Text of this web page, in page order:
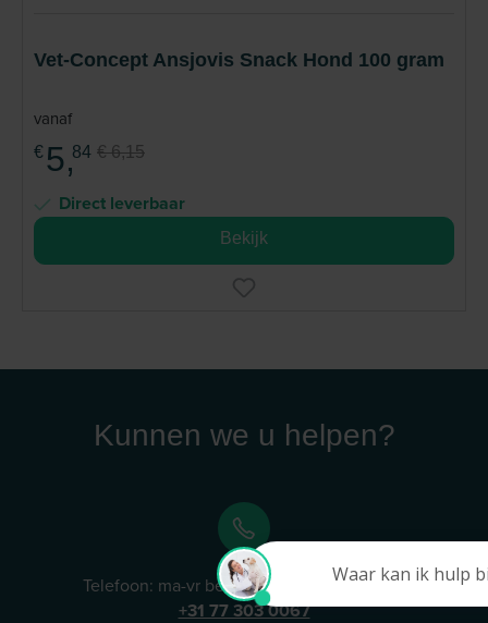
Vet-Concept Ansjovis Snack Hond 100 gram
vanaf
€ 5,84 € 6,15
Direct leverbaar
Bekijk
Kunnen we u helpen?
Telefoon: ma-vr bereikbaar van 9 tot 13 uur
+31 77 303 0067